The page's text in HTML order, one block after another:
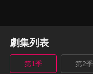
劇集列表
第1季 第2季